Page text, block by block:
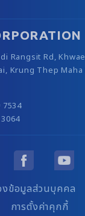
Rangsit Rd,
Krung Thep Maha
7534
งข้อมูลส่วนบุคคล
การตั้งค่าคุกกี้